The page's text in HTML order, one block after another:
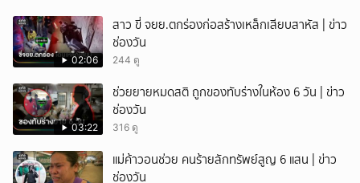
02:06
สาว ขี่ จยย.ตกร่องก่อสร้างเหล็กเสียบสาหัส | ข่าว
ช่องวัน
244 ดู
03:22
ช่วยยายหมดสติ ถูกของทับร่างในห้อง 6 วัน | ข่าว
ช่องวัน
316 ดู
แม่ค้าวอนช่วย คนร้ายลักทรัพย์สูญ 6 แสน | ข่าว
ช่องวัน